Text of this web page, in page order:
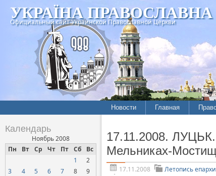
УКРАЇНА ПРАВОСЛАВНА
Официальный сайт Украинской Православной Церкви
Новости
Межконфессиональные
отношения
Нарушения прав
верующих
Главная
Календарь
Ноябрь 2008
Пн
Вт Ср Чт Пт Сб Вс
1
2
3
4 5 6 7 8
9
17.11.2008. ЛУЦЬК.
Мельниках-
17.11.2008
Летопись